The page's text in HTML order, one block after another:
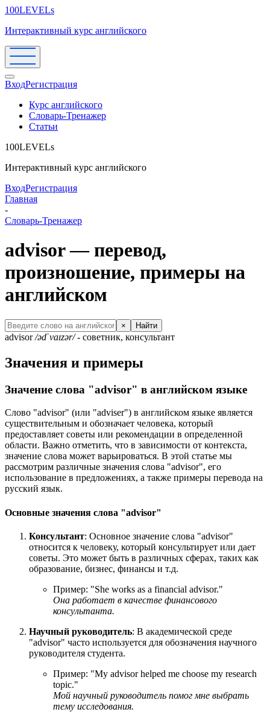
100LEVELs
Интерактивный курс английского
ВходРегистрация
Курс английского
Словарь-Тренажер
Статьи
100LEVELs
Интерактивный курс английского
ВходРегистрация
Главная
-
Словарь-Тренажер
advisor — перевод,
произношение, примеры на
английском
× Найти
advisor /ədˈvaɪzər/- советник, консультант
Значения и примеры
Значение слова "advisor" в английском языке
Слово "advisor" (или "adviser") в английском языке является
существительным и обозначает человека, который
предоставляет советы или рекомендации в определенной
области. Важно отметить, что в зависимости от контекста,
значение слова может варьироваться. В этой статье мы
рассмотрим различные значения слова "advisor", его
использование в предложениях, а также примеры перевода на
русский язык.
Основные значения слова "advisor"
Консультант: Основное значение слова "advisor"
относится к человеку, который консультирует или дает
советы. Это может быть в различных сферах, таких как
образование, бизнес, финансы и т.д.
Пример: "She works as a financial advisor."
Она работает в качестве финансового
консультанта.
Научный руководитель: В академической среде
"advisor" часто используется для обозначения научного
руководителя студента.
Пример: "My advisor helped me choose my research
topic."
Мой научный руководитель помог мне выбрать
тему исследования.